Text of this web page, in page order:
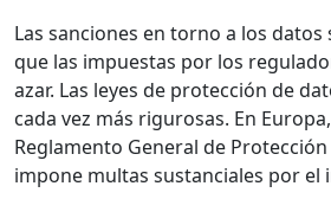
Las san­ciones en torno a los
que las impues­tas por los
azar. Las leyes de pro­tec­ción de
cada vez más rig­urosas. En
Reglamen­to Gen­er­al de Pro­tec­ción
impone mul­tas sus­tan­ciales por el